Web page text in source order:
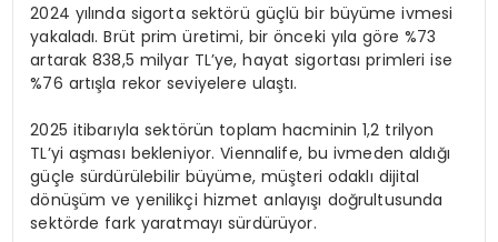
2024 yılında sigorta sektörü güçlü bir büyüme ivmesi
yakaladı. Brüt prim üretimi, bir önceki yıla göre %73
artarak 838,5 milyar TL’ye, hayat sigortası primleri ise
%76 artışla rekor seviyelere ulaştı.
2025 itibarıyla sektörün toplam hacminin 1,2 trilyon
TL’yi aşması bekleniyor. Viennalife, bu ivmeden aldığı
güçle sürdürülebilir büyüme, müşteri odaklı dijital
dönüşüm ve yenilikçi hizmet anlayışı doğrultusunda
sektörde fark yaratmayı sürdürüyor.